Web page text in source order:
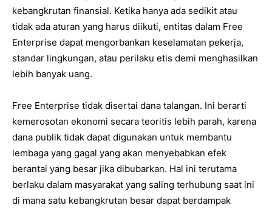
kebangkrutan finansial. Ketika hanya ada sedikit atau
tidak ada aturan yang harus diikuti, entitas dalam Free
Enterprise dapat mengorbankan keselamatan pekerja,
standar lingkungan, atau perilaku etis demi menghasilkan
lebih banyak uang.
Free Enterprise tidak disertai dana talangan. Ini berarti
kemerosotan ekonomi secara teoritis lebih parah, karena
dana publik tidak dapat digunakan untuk membantu
lembaga yang gagal yang akan menyebabkan efek
berantai yang besar jika dibubarkan. Hal ini terutama
berlaku dalam masyarakat yang saling terhubung saat ini
di mana satu kebangkrutan besar dapat berdampak